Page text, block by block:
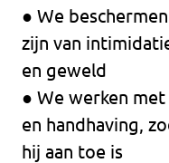
● We
zijn van
en geweld
● We werken
en handhaving,
hij aan toe is